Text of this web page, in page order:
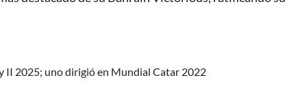
II 2025; uno dirigió en Mundial Catar 2022